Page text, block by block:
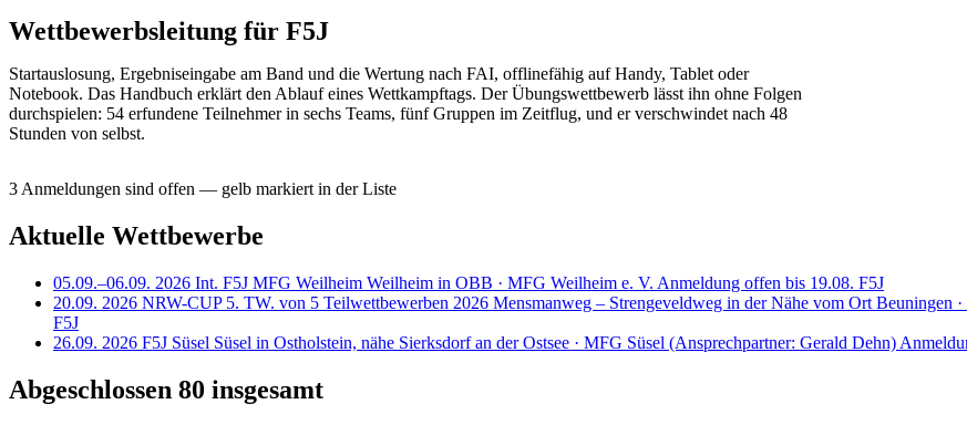
Wettbewerbsleitung für F5J
Startauslosung, Ergebniseingabe am Band und die Wertung nach FAI, offlinefähig auf Handy, Tablet oder
Notebook. Das Handbuch erklärt den Ablauf eines Wettkampftags. Der Übungswettbewerb lässt ihn ohne Folgen
durchspielen: 54 erfundene Teilnehmer in sechs Teams, fünf Gruppen im Zeitflug, und er verschwindet nach 48
Stunden von selbst.
3 Anmeldungen sind offen — gelb markiert in der Liste
Aktuelle Wettbewerbe
05.09.–06.09. 2026 Int. F5J MFG Weilheim Weilheim in OBB · MFG Weilheim e. V. Anmeldung offen bis 19.08. F5J
20.09. 2026 NRW-CUP 5. TW. von 5 Teilwettbewerben 2026 Mensmanweg – Strengeveldweg in der Nähe vom Ort Beuningen
F5J
26.09. 2026 F5J Süsel Süsel in Ostholstein, nähe Sierksdorf an der Ostsee · MFG Süsel (Ansprechpartner: Gerald Dehn)
Abgeschlossen 80 insgesamt